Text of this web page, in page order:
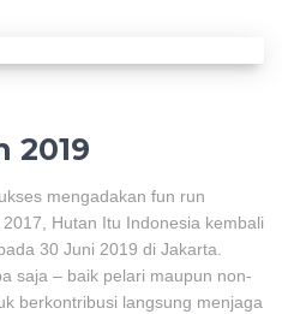
2019
mengadakan fun run
Hutan Itu Indonesia kembali
30 Juni 2019 di Jakarta.
saja – baik pelari maupun non-
berkontribusi langsung menjaga